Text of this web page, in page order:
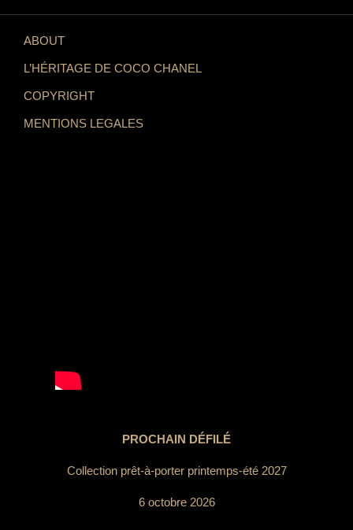
ABOUT
L’HÉRITAGE DE COCO CHANEL
COPYRIGHT
MENTIONS LEGALES
PROCHAIN DÉFILÉ
Collection prêt-à-porter printemps-été 2027
6 octobre 2026